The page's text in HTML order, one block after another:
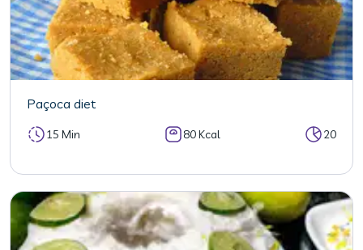
Paçoca diet
15 Min 80 Kcal 20